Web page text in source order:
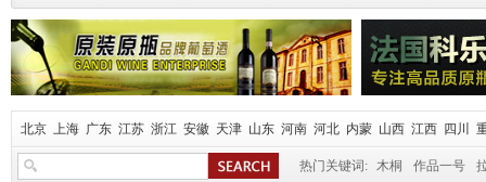
北京 上海 广东 江苏 浙江 安徽 天津 山东 河南 河北 内蒙 山西 江西 四川
热门关键词: 木桐 作品一号